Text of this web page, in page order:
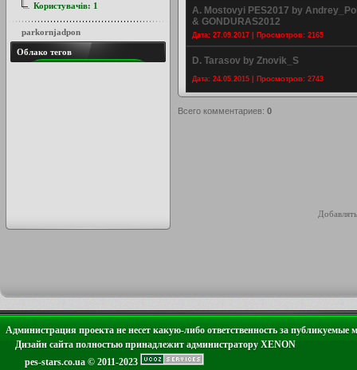
A. Mostovyi PES2017 by
& GONDURAS2012
Дата: 27.09.2017 | Просмотров: 2165
D. Tarasov by Znovik_S
Дата: 24.05.2015 | Просмотров: 2743
Всего комментариев: 0
Користувачів: 1
parkornjadpon
Облако тегов
Администрация проекта не несет какую-либо ответственность за публикуемые
Дизайн сайта полностью принадлежит администратору XENON
pes-stars.co.ua © 2011-2023